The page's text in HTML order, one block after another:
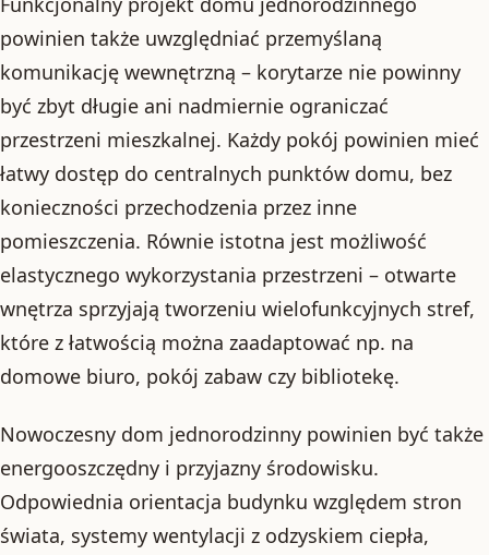
powinien także uwzględniać przemyślaną
komunikację wewnętrzną – korytarze nie powinny
być zbyt długie ani nadmiernie ograniczać
przestrzeni mieszkalnej. Każdy pokój powinien mieć
łatwy dostęp do centralnych punktów domu, bez
konieczności przechodzenia przez inne
pomieszczenia. Równie istotna jest możliwość
elastycznego wykorzystania przestrzeni – otwarte
wnętrza sprzyjają tworzeniu wielofunkcyjnych stref,
które z łatwością można zaadaptować np. na
domowe biuro, pokój zabaw czy bibliotekę.
Nowoczesny dom jednorodzinny powinien być także
energooszczędny i przyjazny środowisku.
Odpowiednia orientacja budynku względem stron
świata, systemy wentylacji z odzyskiem ciepła,